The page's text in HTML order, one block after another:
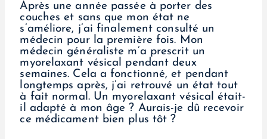
Après une année passée à porter des
couches et sans que mon état ne
s’améliore, j’ai finalement consulté un
médecin pour la première fois. Mon
médecin généraliste m’a prescrit un
myorelaxant vésical pendant deux
semaines. Cela a fonctionné, et pendant
longtemps après, j’ai retrouvé un état tout
à fait normal. Un myorelaxant vésical était-
il adapté à mon âge ? Aurais-je dû recevoir
ce médicament bien plus tôt ?